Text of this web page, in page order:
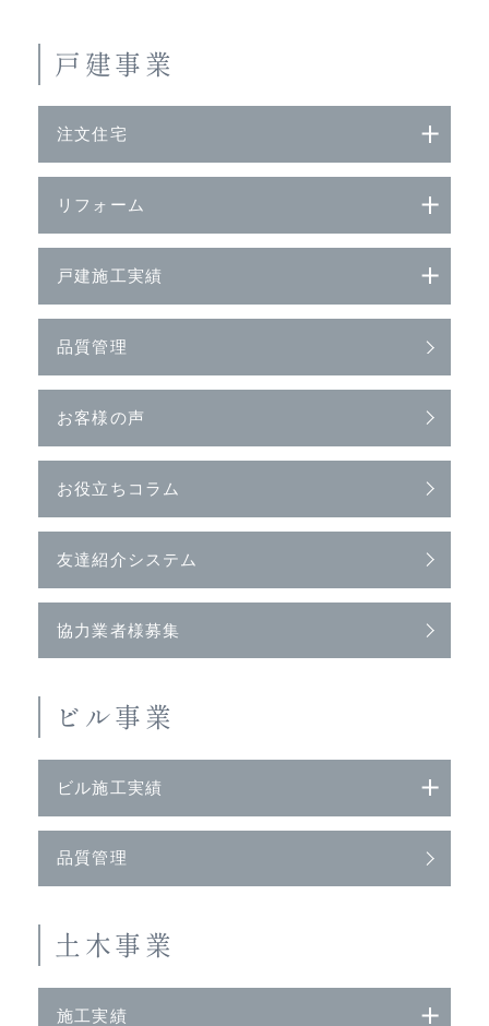
戸建事業
注文住宅
リフォーム
戸建施工実績
品質管理
お客様の声
お役立ちコラム
友達紹介システム
協力業者様募集
ビル事業
ビル施工実績
品質管理
土木事業
施工実績